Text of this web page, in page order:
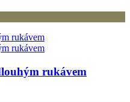
rukávem